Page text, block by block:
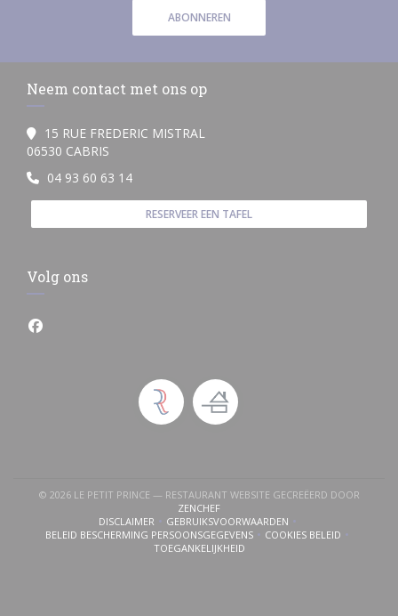
ABONNEREN
Neem contact met ons op
15 RUE FREDERIC MISTRAL
06530 CABRIS
04 93 60 63 14
RESERVEER EEN TAFEL
Volg ons
Facebook ((opent in een nieuw venster))
© 2026 LE PETIT PRINCE — RESTAURANT WEBSITE GECREËERD DOOR
ZENCHEF((OPENT IN EEN NIEUW VENSTER))
DISCLAIMER((OPENT IN EEN NIEUW VENSTER))
GEBRUIKSVOORWAARDEN((OPENT IN EEN NIEUW VENSTER))
BELEID BESCHERMING PERSOONSGEGEVENS
((OPENT IN EEN NIEUW VENSTER))
COOKIES BELEID((OPENT IN EEN
TOEGANKELIJKHEID((OPENT IN EEN NIEUW VENSTER))